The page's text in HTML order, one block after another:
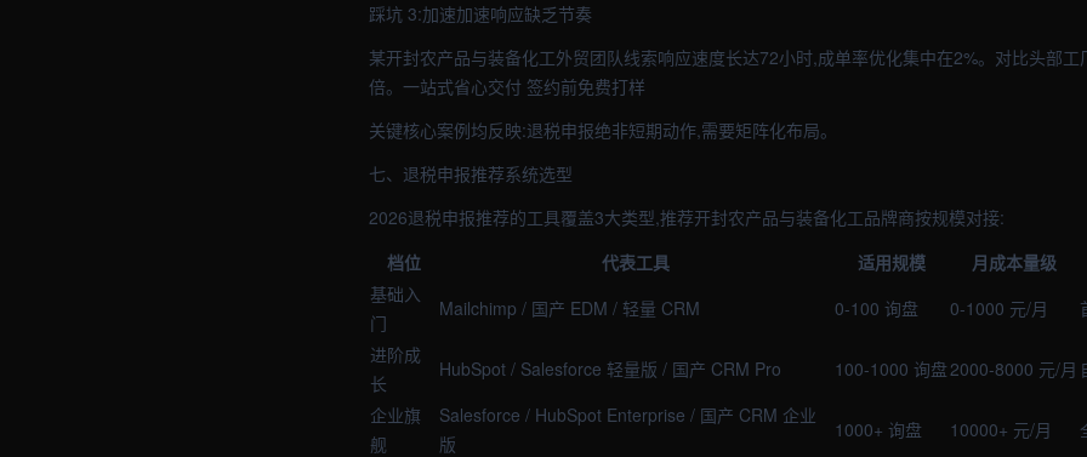
踩坑 3:加速加速响应缺乏节奏
某开封农产品与装备化工外贸团队线索响应速度长达72小时,成单率优化集中在2%。对比头部
倍。一站式省心交付 签约前免费打样
关键核心案例均反映:退税申报绝非短期动作,需要矩阵化布局。
七、退税申报推荐系统选型
2026退税申报推荐的工具覆盖3大类型,推荐开封农产品与装备化工品牌商按规模对接:
档位
代表工具 适用规模 月成本量级
基础入
门
Mailchimp / 国产 EDM / 轻量 CRM 0-100 询盘 0-1000 元/月
进阶成
长
HubSpot / Salesforce 轻量版 / 国产 CRM Pro 100-1000 询盘2000-8000 元/月
企业旗
舰
Salesforce / HubSpot Enterprise / 国产 CRM 企业
版
1000+ 询盘 10000+ 元/月